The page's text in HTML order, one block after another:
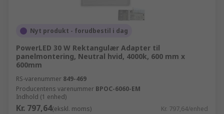
Nyt produkt - forudbestil i dag
PowerLED 30 W Rektangulær Adapter til
panelmontering, Neutral hvid, 4000k, 600 mm x
600mm
RS-varenummer 849-469
Producentens varenummer BPOC-6060-EM
Indhold (1 enhed)
Kr. 797,64(ekskl. moms) Kr. 797,64/enhed